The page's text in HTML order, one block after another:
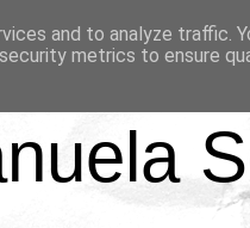
and to analyze traffic.
metrics to ensure